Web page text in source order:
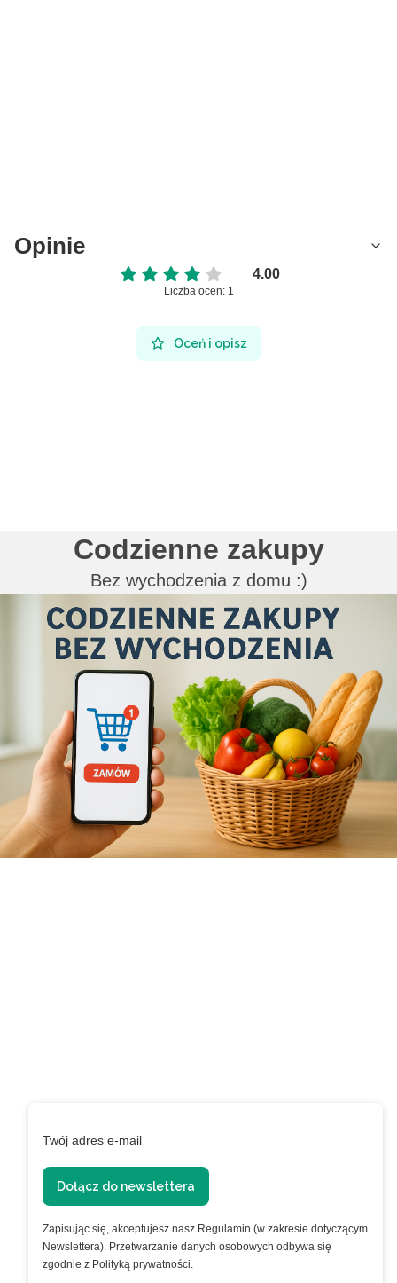
Opinie
4.00
Liczba ocen: 1
Oceń i opisz
Codzienne zakupy
Bez wychodzenia z domu :)
Twój adres e-mail
Dołącz do newslettera
Zapisując się, akceptujesz nasz Regulamin (w zakresie dotyczącym
Newslettera). Przetwarzanie danych osobowych odbywa się
zgodnie z Polityką prywatności.